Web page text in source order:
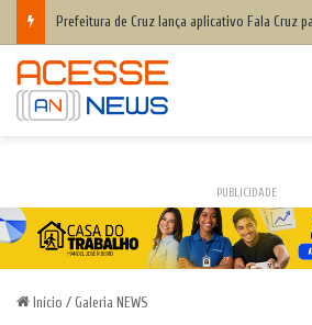
PUBLICIDADE
Início / Galeria NEWS